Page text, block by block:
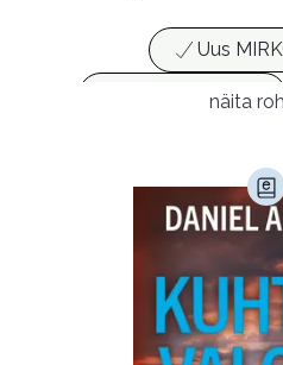
Uus
Populaarsed (25)
Eesti
näita